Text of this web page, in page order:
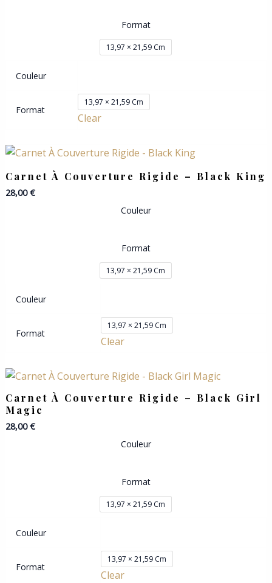
Format
13,97 × 21,59 Cm
Couleur
Format
13,97 × 21,59 Cm
Clear
Carnet À Couverture Rigide – Black King
28,00€
Couleur
Format
13,97 × 21,59 Cm
Couleur
Format
13,97 × 21,59 Cm
Clear
Carnet À Couverture Rigide – Black Girl
Magic
28,00€
Couleur
Format
13,97 × 21,59 Cm
Couleur
Format
13,97 × 21,59 Cm
Clear